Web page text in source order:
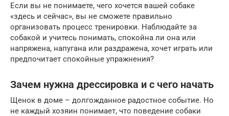
Если вы не понимаете, чего хочется вашей собаке
«здесь и сейчас», вы не сможете правильно
организовать процесс тренировки. Наблюдайте за
собакой и учитесь понимать, спокойна ли она или
напряжена, напугана или раздражена, хочет играть или
предпочитает спокойные упражнения?
Зачем нужна дрессировка и с чего начать
Щенок в доме – долгожданное радостное событие. Но
не каждый хозяин понимает, что поведение собаки